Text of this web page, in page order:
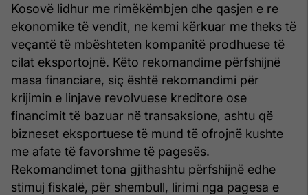
Kosovë lidhur me rimëkëmbjen dhe qasjen e re
ekonomike të vendit, ne kemi kërkuar me theks të
veçantë të mbështeten kompanitë prodhuese të
cilat eksportojnë. Këto rekomandime përfshijnë
masa financiare, siç është rekomandimi për
krijimin e linjave revolvuese kreditore ose
financimit të bazuar në transaksione, ashtu që
bizneset eksportuese të mund të ofrojnë kushte
me afate të favorshme të pagesës.
Rekomandimet tona gjithashtu përfshijnë edhe
stimuj fiskalë, për shembull, lirimi nga pagesa e